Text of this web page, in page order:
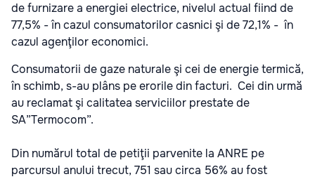
de furnizare a energiei electrice, nivelul actual fiind de
77,5% - în cazul consumatorilor casnici şi de 72,1% - în
cazul agenţilor economici.
Consumatorii de gaze naturale şi cei de energie termică,
în schimb, s-au plâns pe erorile din facturi. Cei din urmă
au reclamat şi calitatea serviciilor prestate de
SA”Termocom”.
Din numărul total de petiţii parvenite la ANRE pe
parcursul anului trecut, 751 sau circa 56% au fost